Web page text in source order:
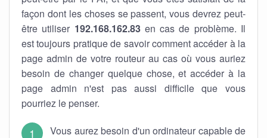
façon dont les choses se passent, vous devrez peut-
être utiliser 192.168.162.83en cas de problème. Il
est toujours pratique de savoir comment accéder à la
page admin de votre routeur au cas où vous auriez
besoin de changer quelque chose, et accéder à la
page admin n'est pas aussi difficile que vous
pourriez le penser.
Vous aurez besoin d'un ordinateur capable de